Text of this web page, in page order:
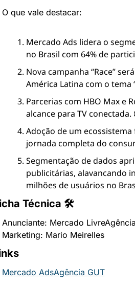
O que vale destacar:
Mercado Ads lidera o
no Brasil com 64% de
Nova campanha “Race”
América Latina com o tema
Parcerias com HBO Max e
alcance para TV conectada.
Adoção de um
jornada completa do
Segmentação de dados
publicitárias, alavancando
milhões de usuários no
Técnica 🛠
Anunciante: Mercado Livre
Marketing: Mario Meirelles
Mercado AdsAgência GUT